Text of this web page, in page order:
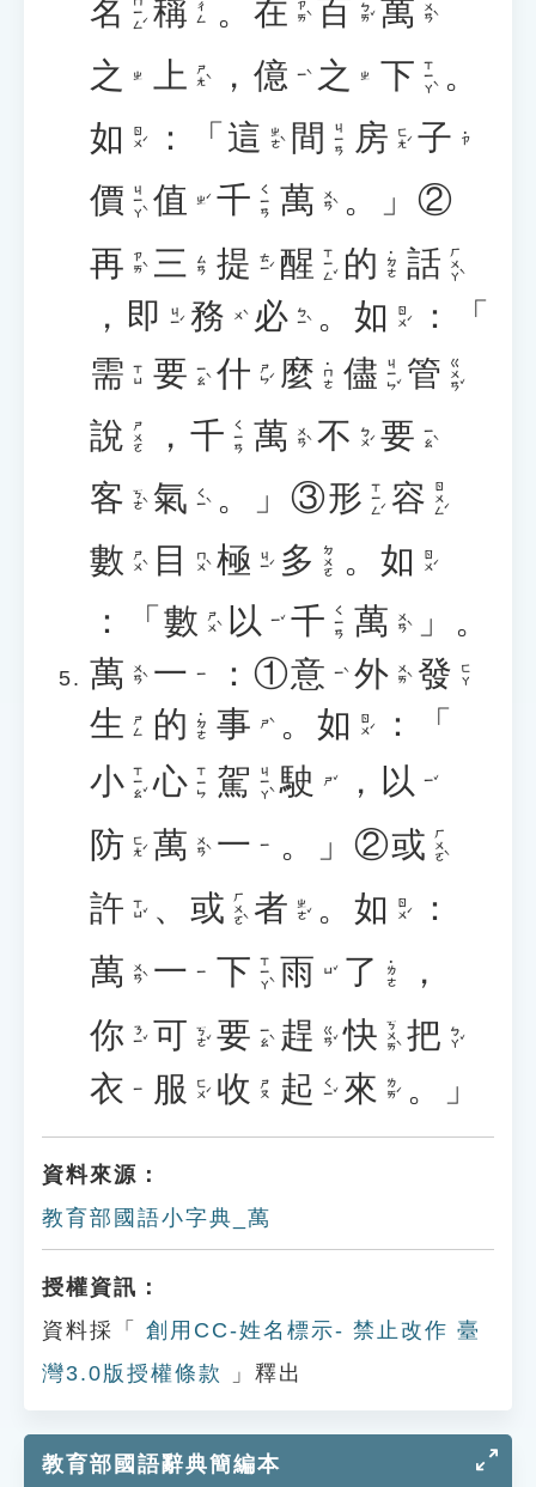
名 ㄇㄧㄥˊ 稱 ㄔㄥ 。 在 ㄗㄞˋ 百 ㄅㄞˇ 萬 ㄨㄢˋ
之 ㄓ 上 ㄕㄤˋ ， 億 ㄧˋ 之 ㄓ 下 ㄒㄧㄚˋ 。
如 ㄖㄨˊ ：「 這 ㄓㄜˋ 間 ㄐㄧㄢ 房 ㄈㄤˊ 子 ˙ㄗ
價 ㄐㄧㄚˋ 值 ㄓˊ 千 ㄑㄧㄢ 萬 ㄨㄢˋ 。」②
再 ㄗㄞˋ 三 ㄙㄢ 提 ㄊㄧˊ 醒 ㄒㄧㄥˇ 的 ˙ㄉㄜ 話 ㄏㄨㄚˋ
， 即 ㄐㄧˊ 務 ㄨˋ 必 ㄅㄧˋ 。 如 ㄖㄨˊ
：「
需 ㄒㄩ 要 ㄧㄠˋ 什 ㄕㄣˊ 麼 ˙ㄇㄜ 儘 ㄐㄧㄣˇ 管 ㄍㄨㄢˇ
說 ㄕㄨㄛ ， 千 ㄑㄧㄢ 萬 ㄨㄢˋ 不 ㄅㄨˊ 要 ㄧㄠˋ
客 ㄎㄜˋ 氣 ㄑㄧˋ 。」③形 ㄒㄧㄥˊ 容 ㄖㄨㄥˊ
數 ㄕㄨˋ 目 ㄇㄨˋ 極 ㄐㄧˊ 多 ㄉㄨㄛ 。 如 ㄖㄨˊ
：「 數 ㄕㄨˋ 以 ㄧˇ 千 ㄑㄧㄢ 萬 ㄨㄢˋ
」。
萬 ㄨㄢˋ 一 ㄧ ：①意 ㄧˋ 外 ㄨㄞˋ 發 ㄈㄚ
生 ㄕㄥ 的 ˙ㄉㄜ 事 ㄕˋ 。 如 ㄖㄨˊ
：「
小 ㄒㄧㄠˇ 心 ㄒㄧㄣ 駕 ㄐㄧㄚˋ 駛 ㄕˇ ， 以 ㄧˇ
防 ㄈㄤˊ 萬 ㄨㄢˋ 一 ㄧ 。」②或 ㄏㄨㄛˋ
許 ㄒㄩˇ 、 或 ㄏㄨㄛˋ 者 ㄓㄜˇ 。 如 ㄖㄨˊ
：
萬 ㄨㄢˋ 一 ㄧ 下 ㄒㄧㄚˋ 雨 ㄩˇ 了 ˙ㄌㄜ
，
你 ㄋㄧˇ 可 ㄎㄜˇ 要 ㄧㄠˋ 趕 ㄍㄢˇ 快 ㄎㄨㄞˋ 把 ㄅㄚˇ
衣 ㄧ 服 ㄈㄨˊ 收 ㄕㄡ 起 ㄑㄧˇ 來 ㄌㄞˊ 。」
資料來源：
教育部國語小字典_萬
授權資訊：
資料採「
創用CC-姓名標示- 禁止改作 臺
灣3.0版授權條款
」釋出
教育部國語辭典簡編本